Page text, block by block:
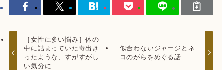
［女性に多い悩み］体の
中に詰まっていた毒出き
ったような、すがすがし
い気分に
似合わないジャージとネ
コのがらをめぐる話